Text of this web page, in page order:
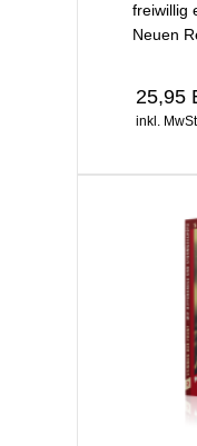
freiwillig
Neuen
25,95
inkl.